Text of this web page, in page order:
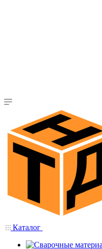
Каталог